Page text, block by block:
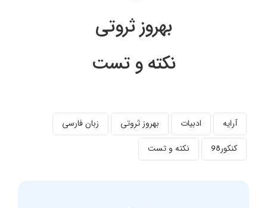
بهروز ثروتی
نکته و تست
آرایه ادبیات بهروز ثروتی زبان فارسی
نکته و تست کنکور98